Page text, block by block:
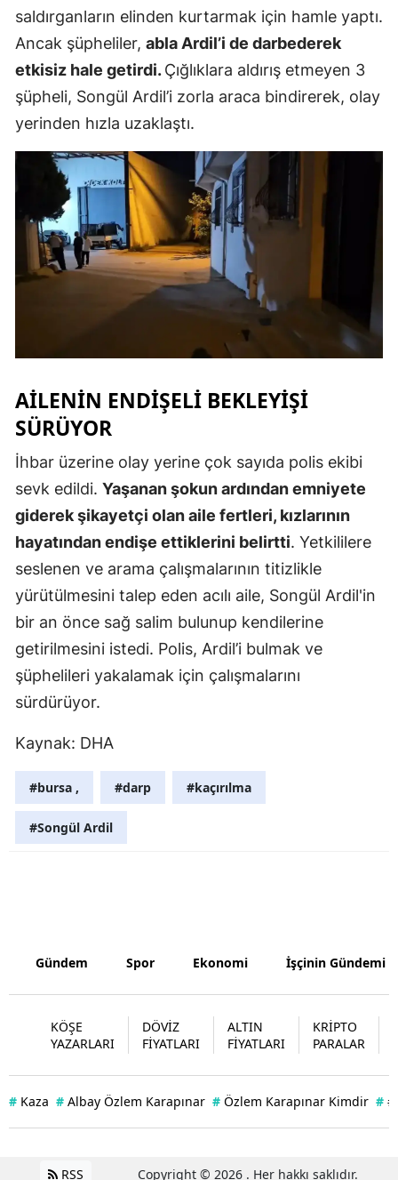
Mersin
İstanbul
İzmir
Kastamonu
Kayseri
Kocaeli
Konya
Mardin
Muş
Tekirdağ
Tokat
Trabzon
Şanlıurfa
Van
saldırganların elinden kurtarmak için hamle yaptı.
Ancak şüpheliler, abla Ardil’i de darbederek
etkisiz hale getirdi.Çığlıklara aldırış etmeyen 3
şüpheli, Songül Ardil’i zorla araca bindirerek, olay
yerinden hızla uzaklaştı.
AİLENİN ENDİŞELİ BEKLEYİŞİ
SÜRÜYOR
İhbar üzerine olay yerine çok sayıda polis ekibi
sevk edildi. Yaşanan şokun ardından emniyete
giderek şikayetçi olan aile fertleri, kızlarının
hayatından endişe ettiklerini belirtti. Yetkililere
seslenen ve arama çalışmalarının titizlikle
yürütülmesini talep eden acılı aile, Songül Ardil'in
bir an önce sağ salim bulunup kendilerine
getirilmesini istedi. Polis, Ardil’i bulmak ve
şüphelileri yakalamak için çalışmalarını
sürdürüyor.
Kaynak: DHA
#bursa , #darp #kaçırılma
#Songül Ardil
Gündem Spor Ekonomi İşçinin Gündemi
KÖŞE
YAZARLARI
DÖVİZ
FİYATLARI
ALTIN
FİYATLARI
KRİPTO
PARALAR
# Kaza # Albay Özlem Karapınar # Özlem Karapınar Kimdir #
RSS Copyright © 2026 . Her hakkı saklıdır.